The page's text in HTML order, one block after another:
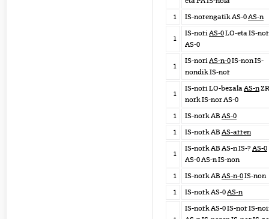
1
IS-norengatik AS-0AS-n
1
IS-noriAS-0LO-eta IS-nor
AS-0
1
IS-noriAS-n-0IS-non IS-
nondik IS-nor
1
IS-nori LO-bezalaAS-n
nork IS-nor AS-0
1
IS-nork AB AS-0
1
IS-nork AB AS-arren
1
IS-nork AB AS-n IS-? AS-0
AS-0 AS-n IS-non
1
IS-nork AB AS-n-0IS-non
1
IS-nork AS-0AS-n
IS-nork AS-0 IS-nor IS-